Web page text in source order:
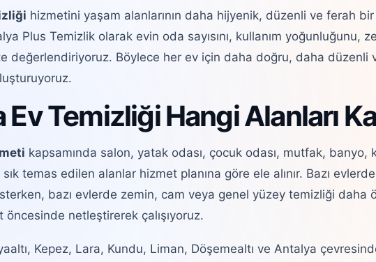
hizmetini yaşam alanlarının daha hijyenik, düzenli ve ferah bir
Plus Temizlik olarak evin oda sayısını, kullanım yoğunluğunu,
değerlendiriyoruz. Böylece her ev için daha doğru, daha düzenli
Temizliği Hangi Alanları
kapsamında salon, yatak odası, çocuk odası, mutfak, banyo,
sık temas edilen alanlar hizmet planına göre ele alınır. Bazı
bazı evlerde zemin, cam veya genel yüzey temizliği daha
öncesinde netleştirerek çalışıyoruz.
Kepez, Lara, Kundu, Liman, Döşemealtı ve Antalya